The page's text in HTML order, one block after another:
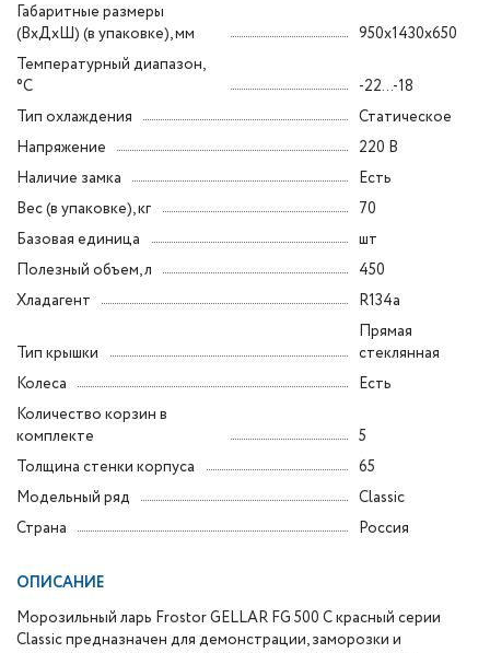
Габаритные размеры
(ВxДxШ) (в упаковке), мм
950х1430х650
Температурный диапазон,
°C
-22...-18
Тип охлаждения
Статическое
Напряжение
220 В
Наличие замка
Есть
Вес (в упаковке), кг
70
Базовая единица
шт
Полезный объем, л
450
Хладагент
R134a
Тип крышки
Прямая
стеклянная
Колеса
Есть
Количество корзин в
комплекте
5
Толщина стенки корпуса
65
Модельный ряд
Classic
Страна
Россия
ОПИСАНИЕ
Морозильный ларь Frostor GELLAR FG 500 C красный серии
Classic предназначен для демонстрации, заморозки и